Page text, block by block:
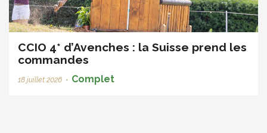
CCIO 4* d’Avenches : la Suisse prend les
commandes
18 juillet 2026 • Complet